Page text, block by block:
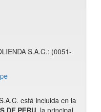
S.A.C.: (0051-
está incluida en la
DE PERU, la principal